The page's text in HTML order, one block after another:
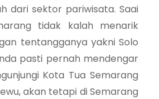
dari sektor pariwisata. Saai
tidak kalah menarik
tentangganya yakni Solo
pasti pernah mendengar
Kota Tua Semarang
akan tetapi di Semarang